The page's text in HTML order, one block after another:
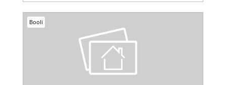
Booli